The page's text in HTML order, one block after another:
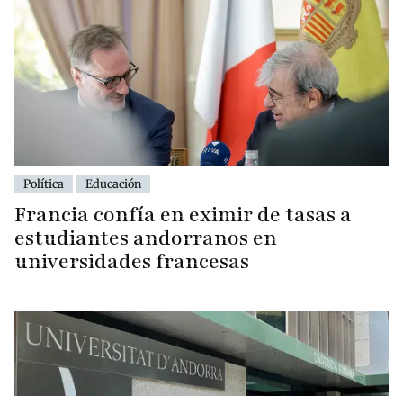
Política Educación
Francia confía en eximir de tasas a
estudiantes andorranos en
universidades francesas